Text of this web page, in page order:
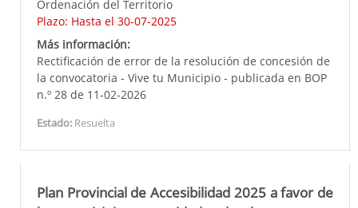
Ordenación del Territorio
Plazo: Hasta el 30-07-2025
Más información:
Rectificación de error de la resolución de concesión de
la convocatoria - Vive tu Municipio - publicada en BOP
n.º 28 de 11-02-2026
Estado: Resuelta
Plan Provincial de Accesibilidad 2025 a favor de